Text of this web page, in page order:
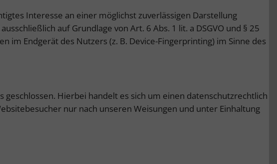
Interesse an einer möglichst zuverlässigen Darstellung
auf Grundlage von Art. 6 Abs. 1 lit. a DSGVO und § 25
im Endgerät des Nutzers (z. B. Device-Fingerprinting) im Sinne des
Hierbei handelt es sich um einen datenschutzrechtlich
nur nach unseren Weisungen und unter Einhaltung